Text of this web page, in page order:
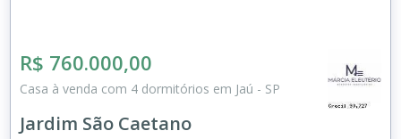
R$ 760.000,00
Casa à venda com 4 dormitórios em Jaú - SP
Jardim São Caetano